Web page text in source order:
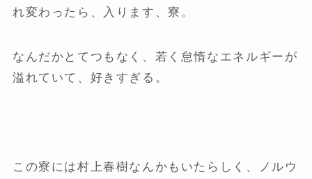
れ変わったら、入ります、寮。
なんだかとてつもなく、若く怠惰なエネルギーが
溢れていて、好きすぎる。
この寮には村上春樹なんかもいたらしく、ノルウ